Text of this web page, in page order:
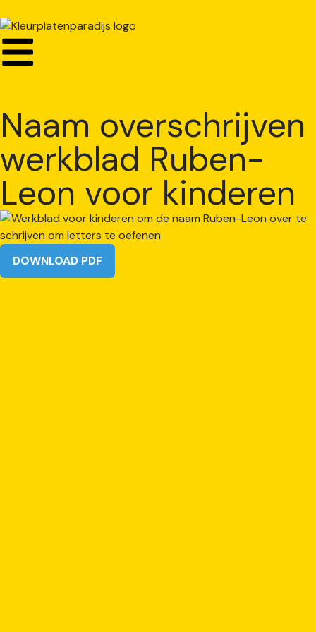
Naam overschrijven
werkblad Ruben-
Leon voor kinderen
DOWNLOAD PDF